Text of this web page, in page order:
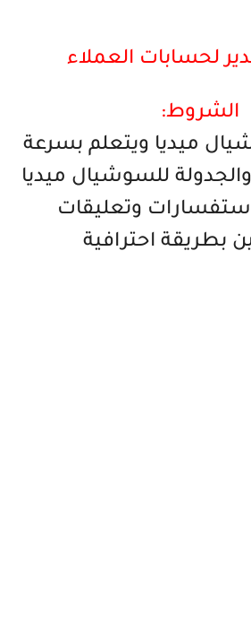
لحسابات العملاء
الشروط:
ميديا ويتعلم بسرعة
للسوشيال ميديا
وتعليقات
بطريقة احترافية